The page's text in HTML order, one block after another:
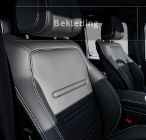
Alle MPVs
EQV
Elektrisch
V-Klasse
Marco Polo
Configurator
Mercedes-
Benz Online
Showroom
Bekleding